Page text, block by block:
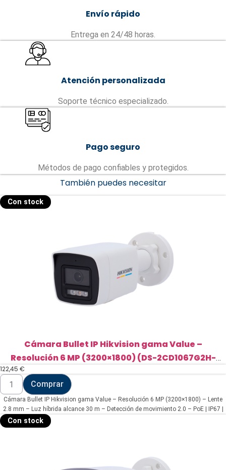
Envío rápido
Entrega en 24/48 horas.
Atención personalizada
Soporte técnico especializado.
Pago seguro
Métodos de pago confiables y protegidos.
También puedes necesitar
Con stock
Cámara Bullet IP Hikvision gama Value –
Resolución 6 MP (3200×1800) (DS-2CD1067G2H-
LIU(2.8mm))
122,45 €
Cámara
Bullet
IP
Hikvision
gama
Value
-
Comprar
Cámara Bullet IP Hikvision gama Value – Resolución 6 MP (3200×1800) – Lente
2.8 mm – Luz híbrida alcance 30 m – Detección de movimiento 2.0 – PoE | IP67 |
Con stock